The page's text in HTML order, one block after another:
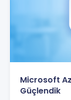
Microsoft
Güçlendik